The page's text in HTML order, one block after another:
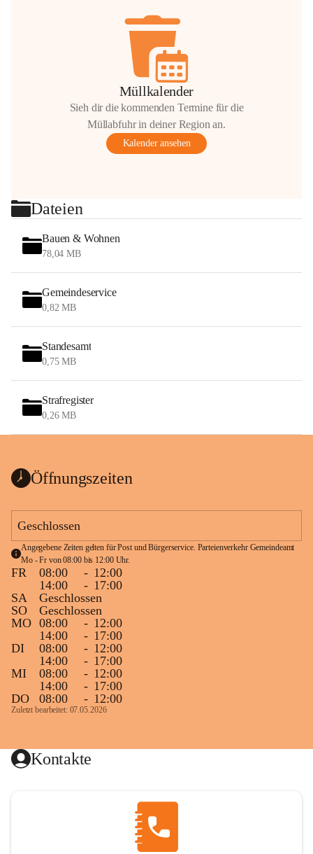
Müllkalender
Sieh dir die kommenden Termine für die
Müllabfuhr in deiner Region an.
Kalender ansehen
Dateien
Bauen & Wohnen
78,04 MB
Gemeindeservice
0,82 MB
Standesamt
0,75 MB
Strafregister
0,26 MB
Öffnungszeiten
Geschlossen
Angegebene Zeiten gelten für Post und Bürgerservice. Parteienverkehr Gemeindeamt
Mo - Fr von 08:00 bis 12:00 Uhr.
FR 08:00 - 12:00
14:00
- 17:00
SA
Geschlossen
SO
Geschlossen
MO 08:00 - 12:00
14:00
- 17:00
DI
08:00 - 12:00
14:00
- 17:00
MI
08:00 - 12:00
14:00
- 17:00
DO
08:00 - 12:00
Zuletzt bearbeitet: 07.05.2026
Kontakte